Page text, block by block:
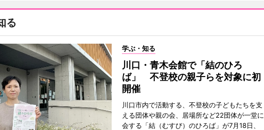
る
学ぶ・知る
川口・青木会館で「結のひろ
ば」 不登校の親子らを対象に初
開催
川口市内で活動する、不登校の子どもたちを支
える団体や親の会、居場所など22団体が一堂に
会する「結（むすび）のひろば」が7月18日、